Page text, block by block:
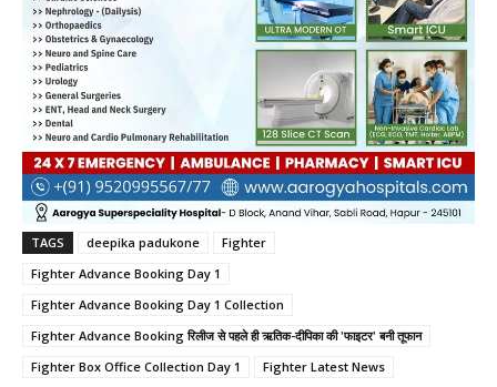
TAGS deepika padukone
Fighter
Fighter Advance Booking Day 1
Fighter Advance Booking Day 1 Collection
Fighter Advance Booking रिलीज से पहले ही ऋतिक-दीपिका की 'फाइटर' बनी तूफान
Fighter Box Office Collection Day 1
Fighter Latest News